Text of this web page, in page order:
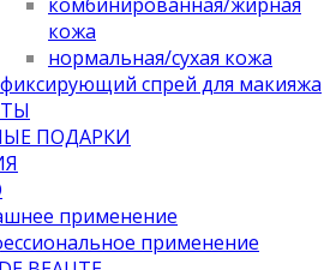
кожа
нормальная/cухая кожа
фиксирующий спрей для макияжа
ПОДАРКИ
применение
применение